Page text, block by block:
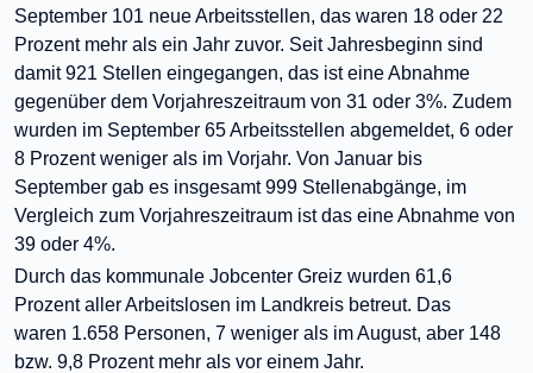
September 101 neue Arbeitsstellen, das waren 18 oder 22
Prozent mehr als ein Jahr zuvor. Seit Jahresbeginn sind
damit 921 Stellen eingegangen, das ist eine Abnahme
gegenüber dem Vorjahreszeitraum von 31 oder 3%. Zudem
wurden im September 65 Arbeitsstellen abgemeldet, 6 oder
8 Prozent weniger als im Vorjahr. Von Januar bis
September gab es insgesamt 999 Stellenabgänge, im
Vergleich zum Vorjahreszeitraum ist das eine Abnahme von
39 oder 4%.
Durch das kommunale Jobcenter Greiz wurden 61,6
Prozent aller Arbeitslosen im Landkreis betreut. Das
waren 1.658 Personen, 7 weniger als im August, aber 148
bzw. 9,8 Prozent mehr als vor einem Jahr.